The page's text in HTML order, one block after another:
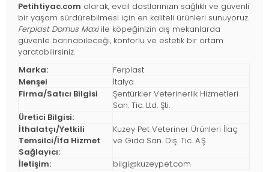
Petihtiyac.com olarak, evcil dostlarınızın sağlıklı ve güvenli
bir yaşam sürdürebilmesi için en kaliteli ürünleri sunuyoruz.
Ferplast Domus Maxiile köpeğinizin dış mekanlarda
güvenle barınabileceği, konforlu ve estetik bir ortam
yaratabilirsiniz.
Marka:
Ferplast
Menşei
İtalya
Firma/Satıcı Bilgisi
Şentürkler Veterinerlik Hizmetleri
San. Tic. Ltd. Şti.
Üretici Bilgisi:
İthalatçı/Yetkili
Temsilci/İfa Hizmet
Sağlayıcı:
Kuzey Pet Veteriner Ürünleri İlaç
ve Gıda San. Dış. Tic. A.Ş.
İletişim: bilgi@kuzeypet.com